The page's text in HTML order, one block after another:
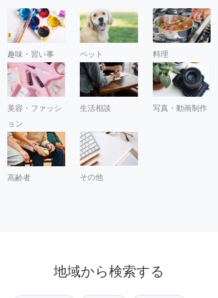
趣味・習い事 ペット 料理
美容・ファッシ
ョン
生活相談 写真・動画制作
高齢者 その他
地域から検索する